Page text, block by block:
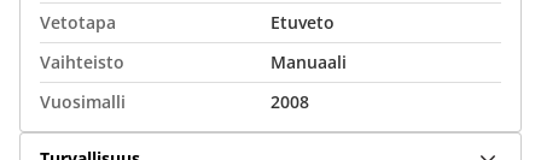
Vetotapa
Etuveto
Vaihteisto
Manuaali
Vuosimalli
2008